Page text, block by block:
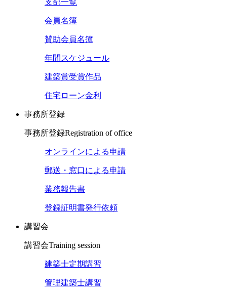
会員名簿
賛助会員名簿
年間スケジュール
建築賞受賞作品
住宅ローン金利
事務所登録
事務所登録Registration of office
オンラインによる申請
郵送・窓口による申請
業務報告書
登録証明書発行依頼
講習会
講習会Training session
建築士定期講習
管理建築士講習